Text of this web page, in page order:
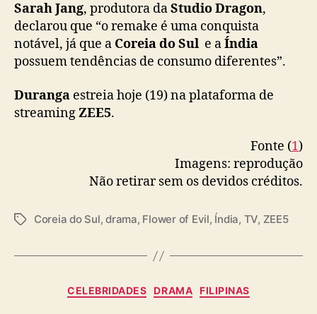
Sarah Jang, produtora daStudio Dragon,
declarou que “o remake é uma conquista
notável, já que a Coreia do Sul e aÍndia
possuem tendências de consumo diferentes”.
Duranga estreia hoje (19) na plataforma de
streamingZEE5.
Fonte (1)
Imagens: reprodução
Não retirar sem os devidos créditos.
T
Coreia do Sul,drama, Flower of Evil, Índia, TV, ZEE5
C
CELEBRIDADES DRAMA FILIPINAS